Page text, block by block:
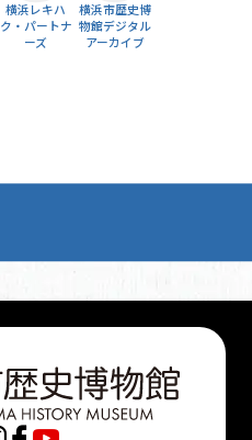
横浜レキハ
ク・パートナ
ーズ
横浜市歴史博
物館デジタル
アーカイブ